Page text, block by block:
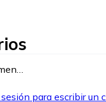
para escribir un